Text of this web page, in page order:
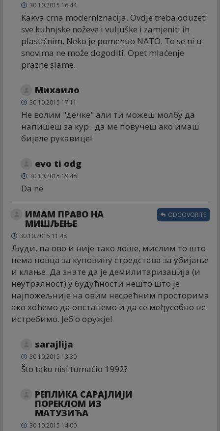
30.10.2015 16:44
Kakva crna moderniznacija. Ovdje treba oduzeti
sve kuhnjske noževe i vuljuške i zamjeniti ih
plastičnim. Neko je pomenuo NATO. To se ni u
snovima ne može dogoditi. Opet mlaćenje
prazne slame.
Михаило
30.10.2015 17:11
Не волим "дечке" али ти можеш молбу да
напишеш за кур.. да ме повучеш ако имаш
бијеле рукавице!
evo ti odg
30.10.2015 19:48
Da ne
ИМАМ ПРАВО НА
МИШЉЕЊЕ
30.10.2015 11:48
Људи, па ово и није тако лоше, мислим то што
нема новца за куповину стредстава за убијање
и клање. Да знате да је демилитаризација (и
неутралност) у будућности нешто што је
најпожељније на овим несрећним просторима
ако хоћемо да опстанемо и да се међусобно не
истребимо. Јеб'о оружје!
ODGOVORITE
sarajlija
30.10.2015 13:30
Što tako nisi tumačio 1992?
РЕПЛИКА САРАЈЛИЈИ
ПОРЕКЛОМ ИЗ
МАТУЗИЋА
30.10.2015 14:00